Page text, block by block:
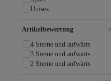
Unisex
Artikelbewertung
4 Sterne und aufwärts
3 Sterne und aufwärts
2 Sterne und aufwärts